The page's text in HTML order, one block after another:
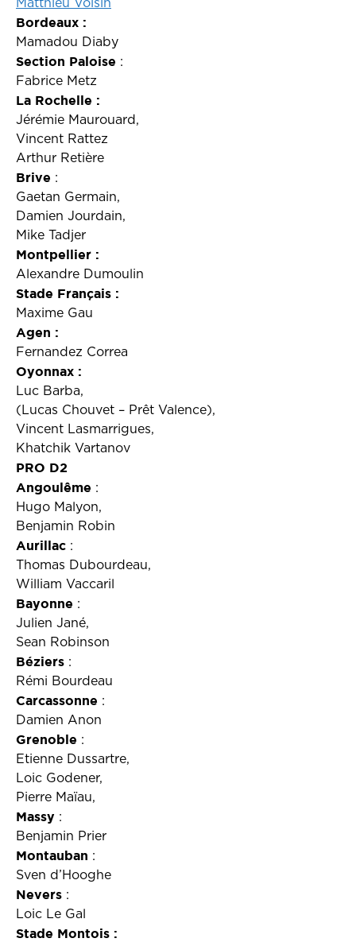
Matthieu Voisin
Bordeaux :
Mamadou Diaby
Section Paloise :
Fabrice Metz
La Rochelle :
Jérémie Maurouard,
Vincent Rattez
Arthur Retière
Brive :
Gaetan Germain,
Damien Jourdain,
Mike Tadjer
Montpellier :
Alexandre Dumoulin
Stade Français :
Maxime Gau
Agen :
Fernandez Correa
Oyonnax :
Luc Barba,
(Lucas Chouvet – Prêt Valence),
Vincent Lasmarrigues,
Khatchik Vartanov
PRO D2
Angoulême :
Hugo Malyon,
Benjamin Robin
Aurillac :
Thomas Dubourdeau,
William Vaccaril
Bayonne :
Julien Jané,
Sean Robinson
Béziers :
Rémi Bourdeau
Carcassonne :
Damien Anon
Grenoble :
Etienne Dussartre,
Loic Godener,
Pierre Maïau,
Massy :
Benjamin Prier
Montauban :
Sven d’Hooghe
Nevers :
Loic Le Gal
Stade Montois :